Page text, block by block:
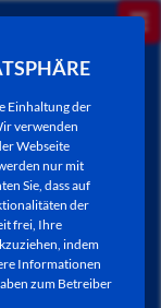
Einhaltung der
verwenden
Webseite
nur mit
Sie, dass auf
der
frei, Ihre
indem
Informationen
zum Betreiber